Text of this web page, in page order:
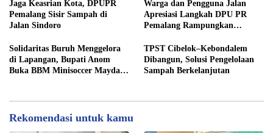
Jaga Keasrian Kota, DPUPR
Pemalang Sisir Sampah di
Jalan Sindoro
Warga dan Pengguna Jalan
Apresiasi Langkah DPU PR
Pemalang Rampungkan
Solidaritas Buruh Menggelora
di Lapangan, Bupati Anom
Buka BBM Minisoccer Mayday
TPST Cibelok–Kebondalem
Dibangun, Solusi Pengelolaan
Sampah Berkelanjutan
Rekomendasi untuk kamu